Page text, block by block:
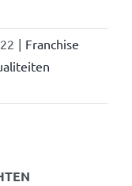
| Franchise